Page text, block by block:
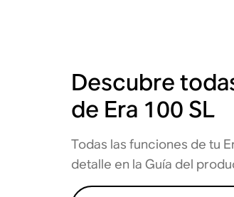
Descubre
de Era 100 SL
Todas las funciones de tu
detalle en la Guía del